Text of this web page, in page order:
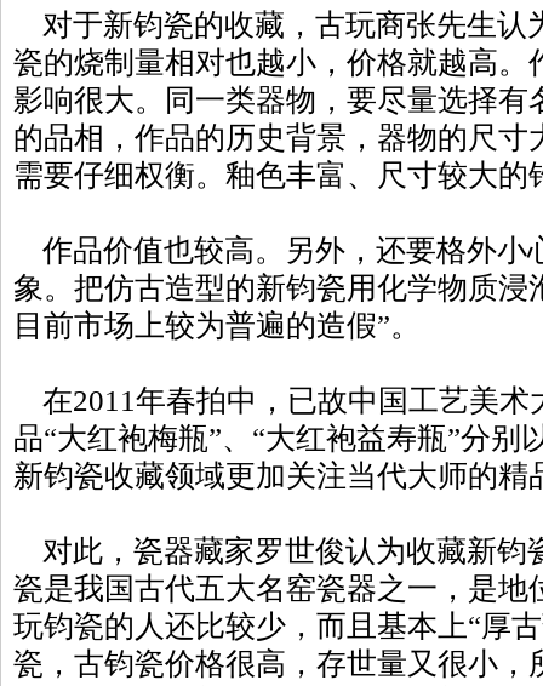
对于新钧瓷的收藏，古玩商张先生认
瓷的烧制量相对也越小，价格就越高。
影响很大。同一类器物，要尽量选择有
的品相，作品的历史背景，器物的尺寸
需要仔细权衡。釉色丰富、尺寸较大的
作品价值也较高。另外，还要格外小
象。把仿古造型的新钧瓷用化学物质浸
目前市场上较为普遍的造假”。
在2011年春拍中，已故中国工艺美术
品“大红袍梅瓶”、“大红袍益寿瓶”分别
新钧瓷收藏领域更加关注当代大师的精
对此，瓷器藏家罗世俊认为收藏新钧
瓷是我国古代五大名窑瓷器之一，是地
玩钧瓷的人还比较少，而且基本上“厚
瓷，古钧瓷价格很高，存世量又很小，